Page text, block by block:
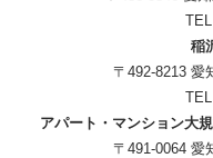
TEL
稲
〒492-8213 愛
TEL
アパート・マンション大
〒491-0064 愛